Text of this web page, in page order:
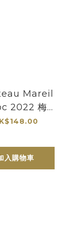
Mareil
爾
庄紅酒
入購物車